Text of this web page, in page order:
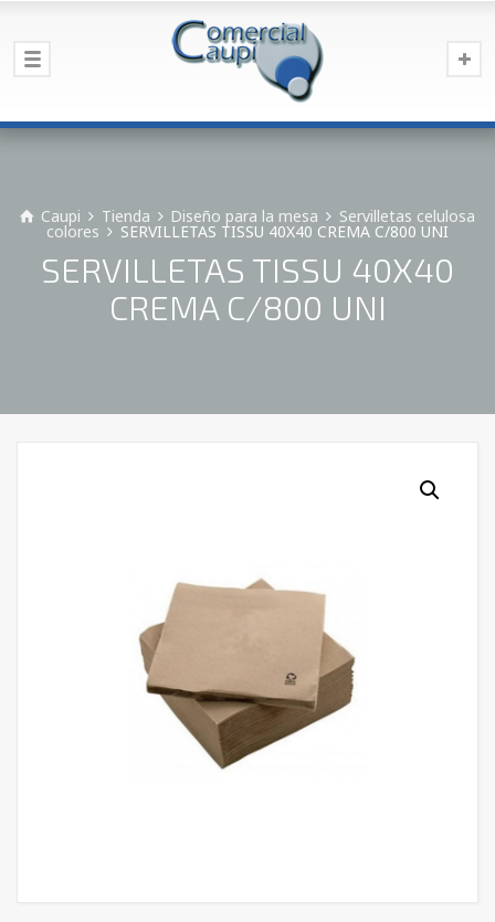
Caupi Tienda Diseño para la mesa Servilletas celulosa
colores SERVILLETAS TISSU 40X40 CREMA C/800 UNI
SERVILLETAS TISSU 40X40
CREMA C/800 UNI